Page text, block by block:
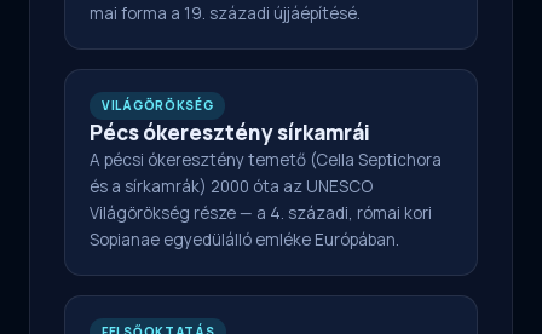
mai forma a 19. századi újjáépítésé.
VILÁGÖRÖKSÉG
Pécs ókeresztény sírkamrái
A pécsi ókeresztény temető (Cella Septichora
és a sírkamrák) 2000 óta az UNESCO
Világörökség része — a 4. századi, római kori
Sopianae egyedülálló emléke Európában.